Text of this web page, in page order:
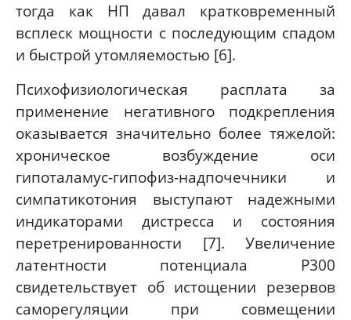
тогда как НП давал кратковременный
всплеск мощности с последующим спадом
и быстрой утомляемостью [6].
Психофизиологическая расплата за
применение негативного подкрепления
оказывается значительно более тяжелой:
хроническое возбуждение оси
гипоталамус-гипофиз-надпочечники и
симпатикотония выступают надежными
индикаторами дистресса и состояния
перетренированности [7]. Увеличение
латентности потенциала P300
свидетельствует об истощении резервов
саморегуляции при совмещении